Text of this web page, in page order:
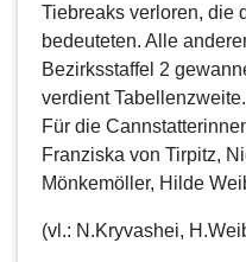
Tiebreaks verloren, die
bedeuteten. Alle
Bezirksstaffel 2
verdient
Für die
Franziska von Tirpitz,
Mönkemöller, Hilde
(vl.: N.Kryvashei,